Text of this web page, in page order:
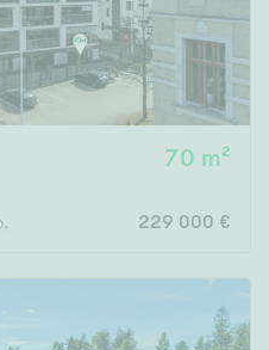
70 m²
varasto 229 000 €